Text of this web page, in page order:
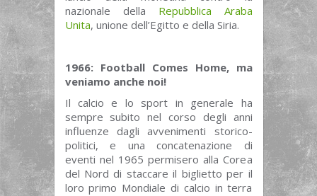
nazionale della Repubblica Araba
Unita, unione dell’Egitto e della Siria.
1966: Football Comes Home, ma
veniamo anche noi!
Il calcio e lo sport in generale ha
sempre subito nel corso degli anni
influenze dagli avvenimenti storico-
politici, e una concatenazione di
eventi nel 1965 permisero alla Corea
del Nord di staccare il biglietto per il
loro primo Mondiale di calcio in terra